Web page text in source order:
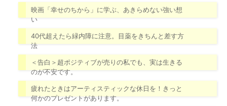
映画「幸せのちから」に学ぶ、あきらめない強い想
い
40代超えたら緑内障に注意。目薬をきちんと差す方
法
＜告白＞超ポジティブが売りの私でも、実は生きる
のが不安です。
疲れたときはアーティスティックな休日を！きっと
何かのプレゼントがあります。